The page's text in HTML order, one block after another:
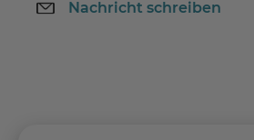
Nachricht schreiben